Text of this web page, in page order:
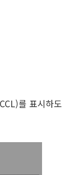
를 표시하도